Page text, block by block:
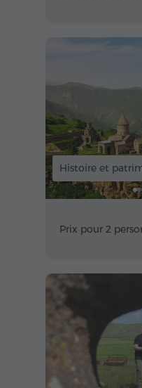
Histoire et
Prix pour 2